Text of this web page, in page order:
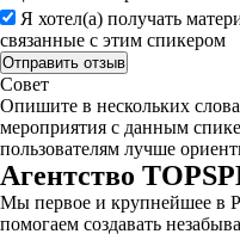
Я хотел(а) получать
связанные с этим спикером
Совет
Опишите в нескольких
мероприятия с данным
пользователям лучше
Агентство
Мы первое и крупнейшее в
помогаем создавать